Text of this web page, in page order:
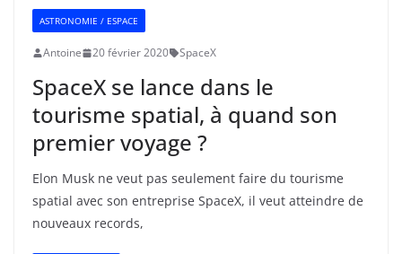
ASTRONOMIE / ESPACE
Antoine 20 février 2020 SpaceX
SpaceX se lance dans le
tourisme spatial, à quand son
premier voyage ?
Elon Musk ne veut pas seulement faire du tourisme
spatial avec son entreprise SpaceX, il veut atteindre de
nouveaux records,